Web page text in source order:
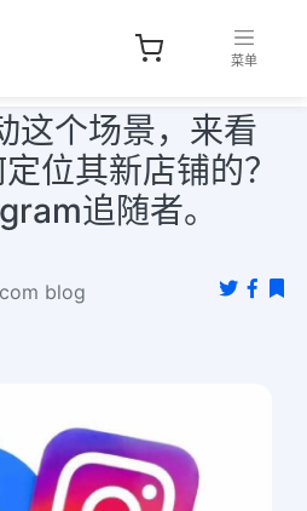
菜单
这个场景，来看
位其新店铺的？
追随者。
blog